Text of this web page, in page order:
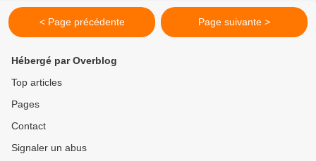
< Page précédente Page suivante >
Hébergé par Overblog
Top articles
Pages
Contact
Signaler un abus